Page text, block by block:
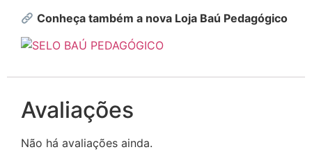
Conheça também a nova Loja Baú Pedagógico
Avaliações
Não há avaliações ainda.